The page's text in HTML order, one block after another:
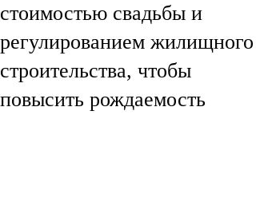
стоимостью свадьбы и
регулированием жилищного
строительства, чтобы
повысить рождаемость